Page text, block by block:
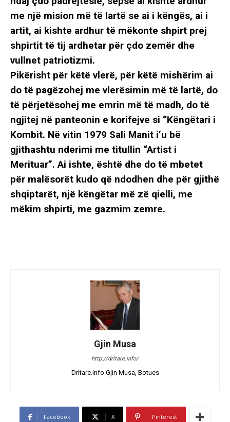
me një mision më të lartë se ai i këngës, ai i
artit, ai kishte ardhur të mëkonte shpirt prej
shpirtit të tij ardhetar për çdo zemër dhe
vullnet patriotizmi.
Pikërisht për këtë vlerë, për këtë mishërim ai
do të pagëzohej me vlerësimin më të lartë, do
të përjetësohej me emrin më të madh, do të
ngjitej në panteonin e korifejve si “Këngëtari i
Kombit. Në vitin 1979 Sali Manit i’u bë
gjithashtu nderimi me titullin “Artist i
Merituar”. Ai ishte, është dhe do të mbetet
për malësorët kudo që ndodhen dhe për gjithë
shqiptarët, një këngëtar më zë qielli, me
mëkim shpirti, me gazmim zemre.
Gjin Musa
http://dritare.info/
Dritare.Info Gjin Musa, Botues
Facebook X Pinterest